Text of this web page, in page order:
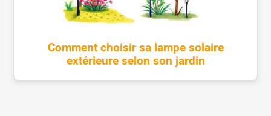
Comment choisir sa lampe solaire
extérieure selon son jardin